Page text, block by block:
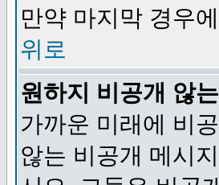
만약 마지막 경우
위로
원하지 비공개 않
가까운 미래에 비
않는 비공개 메시